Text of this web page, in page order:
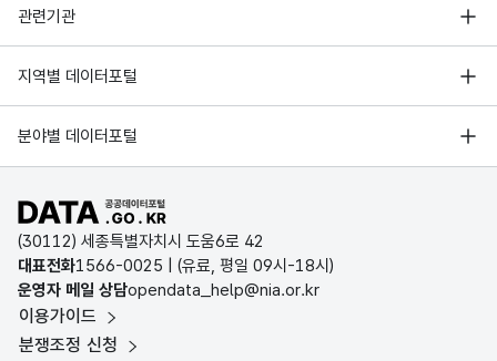
관련기관
행정안전부
한국지능정보사회진흥원
국가정보자원관리원
지역별 데이터포털
서울 열린데이터광장
경기데이터드림
D-데이터허브
인천데이터포털
울산광역시 데이터포털
전남광주통합특별시 빅데이터 플랫폼
분야별 데이터포털
기상자료개방포털
국토교통부 공간정보오픈플랫폼
환경부 환경데이터포털
문화데이터광장
농림축산식품 공공데이터포털
보건의료빅데이터개방시스템
공공데이터포털 바로가기
(30112) 세종특별자치시 도움6로 42
대표전화1566-0025 | (유료, 평일 09시-18시)
운영자 메일 상담opendata_help@nia.or.kr
이용가이드
분쟁조정 신청